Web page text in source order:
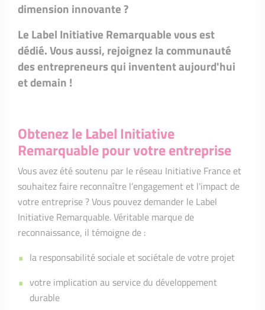
dimension innovante ?
Le Label Initiative Remarquablevous est
dédié.Vous aussi, rejoignez la communauté
des entrepreneurs qui inventent aujourd'hui
et demain !
Obtenez le Label Initiative
Remarquable pour votre entreprise
Vous avez été soutenu par le réseau Initiative France et
souhaitez faire reconnaître l’engagement et l'impact de
votre entreprise ? Vous pouvez demander le Label
Initiative Remarquable. Véritable marque de
reconnaissance, il témoigne de :
la responsabilité sociale et sociétale de votre projet
votre implication au service du développement
durable